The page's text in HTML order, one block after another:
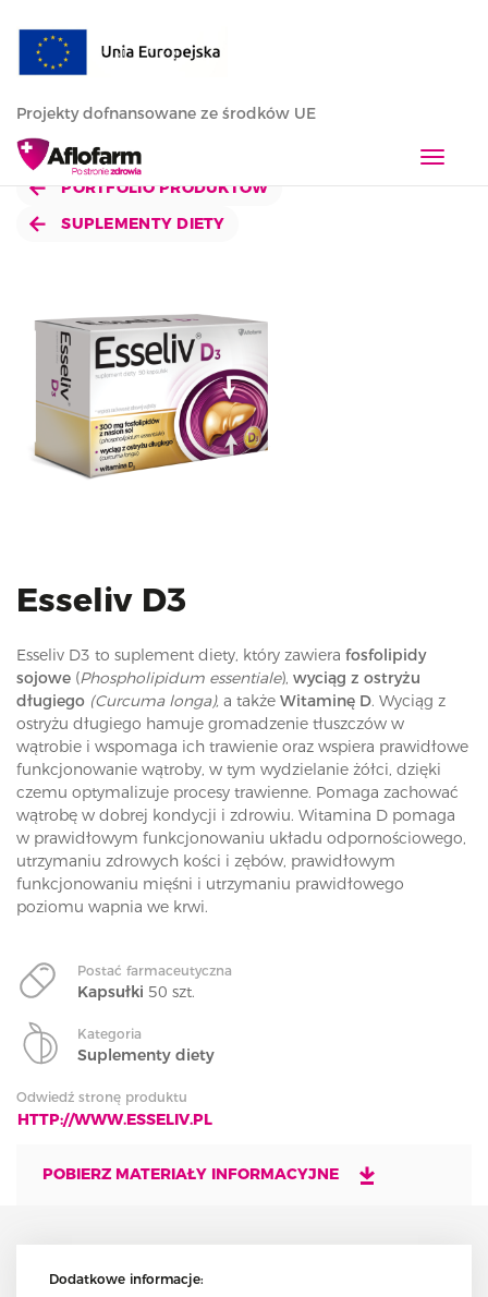
Projekty dofnansowane ze środków UE
T
o
PORTFOLIO PRODUKTÓW
SUPLEMENTY DIETY
Esseliv D3
Esseliv D3 to suplement diety, który zawiera fosfolipidy
sojowe (Phospholipidum essentiale), wyciąg z ostryżu
długiego (Curcuma longa), a także Witaminę D. Wyciąg z
ostryżu długiego hamuje gromadzenie tłuszczów w
wątrobie i wspomaga ich trawienie oraz wspiera prawidłowe
funkcjonowanie wątroby, w tym wydzielanie żółci, dzięki
czemu optymalizuje procesy trawienne. Pomaga zachować
wątrobę w dobrej kondycji i zdrowiu. Witamina D pomaga
w prawidłowym funkcjonowaniu układu odpornościowego,
utrzymaniu zdrowych kości i zębów, prawidłowym
funkcjonowaniu mięśni i utrzymaniu prawidłowego
poziomu wapnia we krwi.
Postać farmaceutyczna
Kapsułki 50 szt.
Kategoria
Suplementy diety
Odwiedź stronę produktu
HTTP://WWW.ESSELIV.PL
POBIERZ MATERIAŁY INFORMACYJNE
Dodatkowe informacje: